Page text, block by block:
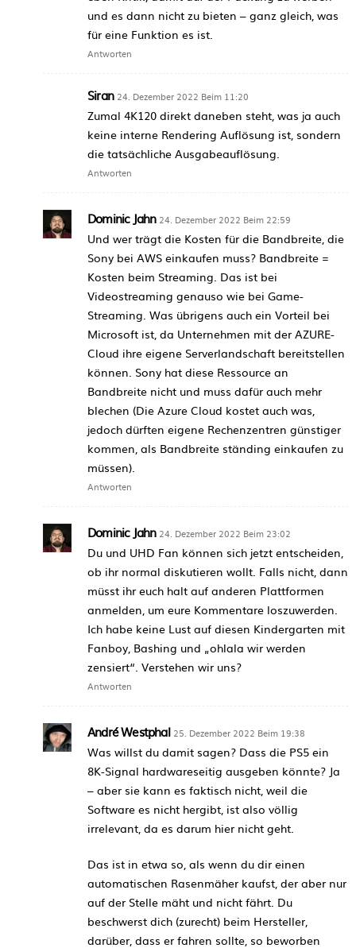
und es dann nicht zu bieten – ganz gleich, was
für eine Funktion es ist.
Antworten
Siran 24. Dezember 2022 Beim 11:20
Zumal 4K120 direkt daneben steht, was ja auch
keine interne Rendering Auflösung ist, sondern
die tatsächliche Ausgabeauflösung.
Antworten
Dominic Jahn 24. Dezember 2022 Beim 22:59
Und wer trägt die Kosten für die Bandbreite, die
Sony bei AWS einkaufen muss? Bandbreite =
Kosten beim Streaming. Das ist bei
Videostreaming genauso wie bei Game-
Streaming. Was übrigens auch ein Vorteil bei
Microsoft ist, da Unternehmen mit der AZURE-
Cloud ihre eigene Serverlandschaft bereitstellen
können. Sony hat diese Ressource an
Bandbreite nicht und muss dafür auch mehr
blechen (Die Azure Cloud kostet auch was,
jedoch dürften eigene Rechenzentren günstiger
kommen, als Bandbreite ständing einkaufen zu
müssen).
Antworten
Dominic Jahn 24. Dezember 2022 Beim 23:02
Du und UHD Fan können sich jetzt entscheiden,
ob ihr normal diskutieren wollt. Falls nicht, dann
müsst ihr euch halt auf anderen Plattformen
anmelden, um eure Kommentare loszuwerden.
Ich habe keine Lust auf diesen Kindergarten mit
Fanboy, Bashing und „ohlala wir werden
zensiert“. Verstehen wir uns?
Antworten
André Westphal 25. Dezember 2022 Beim 19:38
Was willst du damit sagen? Dass die PS5 ein
8K-Signal hardwareseitig ausgeben könnte? Ja
– aber sie kann es faktisch nicht, weil die
Software es nicht hergibt, ist also völlig
irrelevant, da es darum hier nicht geht.
Das ist in etwa so, als wenn du dir einen
automatischen Rasenmäher kaufst, der aber nur
auf der Stelle mäht und nicht fährt. Du
beschwerst dich (zurecht) beim Hersteller,
darüber, dass er fahren sollte, so beworben